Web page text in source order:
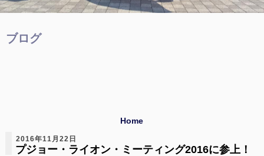
ブログ
Home
2016年11月22日
プジョー・ライオン・ミーティング2016に参上！